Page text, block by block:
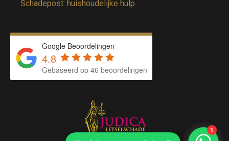
Schadepost: huishoudelijke hulp
Google Beoordelingen
4.8
Gebaseerd op 46 beoordelingen